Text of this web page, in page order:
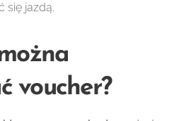
się jazdą.
voucher?